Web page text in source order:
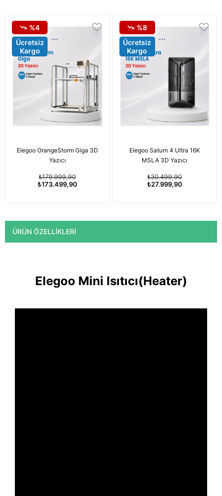
Elegoo OrangeStorm Giga 3D
Yazıcı
₺173.499,90
₺179.999,90
%4
Ücretsiz
Kargo
Elegoo Saturn 4 Ultra 16K
MSLA 3D Yazıcı
₺27.999,90
₺30.499,90
%8
Ücretsiz
Kargo
ÜRÜN ÖZELLIKLERI
Elegoo Mini Isıtıcı(Heater)